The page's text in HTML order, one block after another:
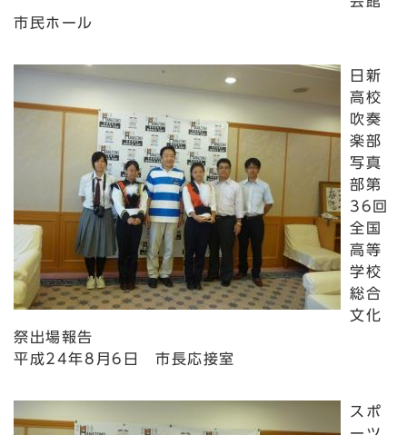
市民ホール
日新
高校
吹奏
楽部
写真
部第
36回
全国
高等
学校
総合
文化
祭出場報告
平成24年8月6日 市長応接室
スポ